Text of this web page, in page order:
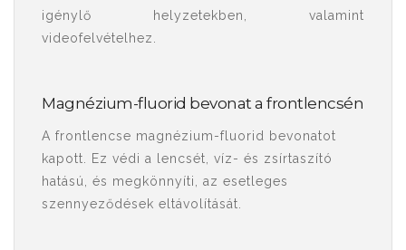
igénylő helyzetekben, valamint
videofelvételhez.
Magnézium-fluorid bevonat a frontlencsén
A frontlencse magnézium-fluorid bevonatot
kapott. Ez védi a lencsét, víz- és zsírtaszító
hatású, és megkönnyíti, az esetleges
szennyeződések eltávolítását.